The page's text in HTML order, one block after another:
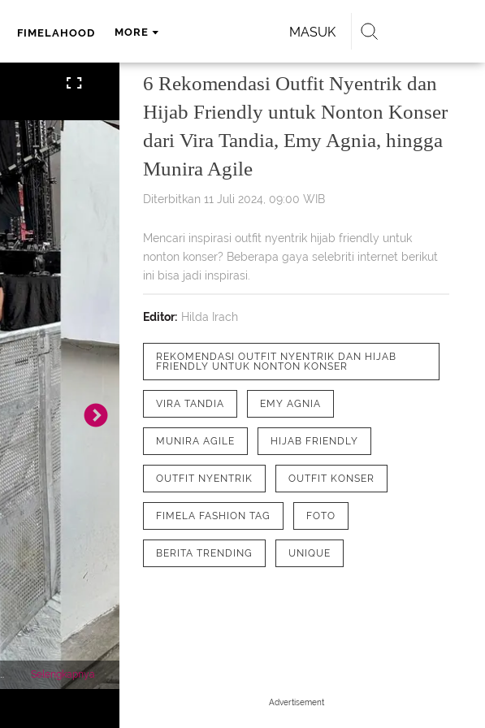
FIMELAHOOD MORE MASUK
Selengkapnya
6 Rekomendasi Outfit Nyentrik dan
Hijab Friendly untuk Nonton Konser
dari Vira Tandia, Emy Agnia, hingga
Munira Agile
Diterbitkan 11 Juli 2024, 09:00 WIB
Mencari inspirasi outfit nyentrik hijab friendly untuk
nonton konser? Beberapa gaya selebriti internet berikut
ini bisa jadi inspirasi.
Editor: Hilda Irach
REKOMENDASI OUTFIT NYENTRIK DAN HIJAB
FRIENDLY UNTUK NONTON KONSER
VIRA TANDIA EMY AGNIA
MUNIRA AGILE HIJAB FRIENDLY
OUTFIT NYENTRIK OUTFIT KONSER
FIMELA FASHION TAG FOTO
BERITA TRENDING UNIQUE
Advertisement